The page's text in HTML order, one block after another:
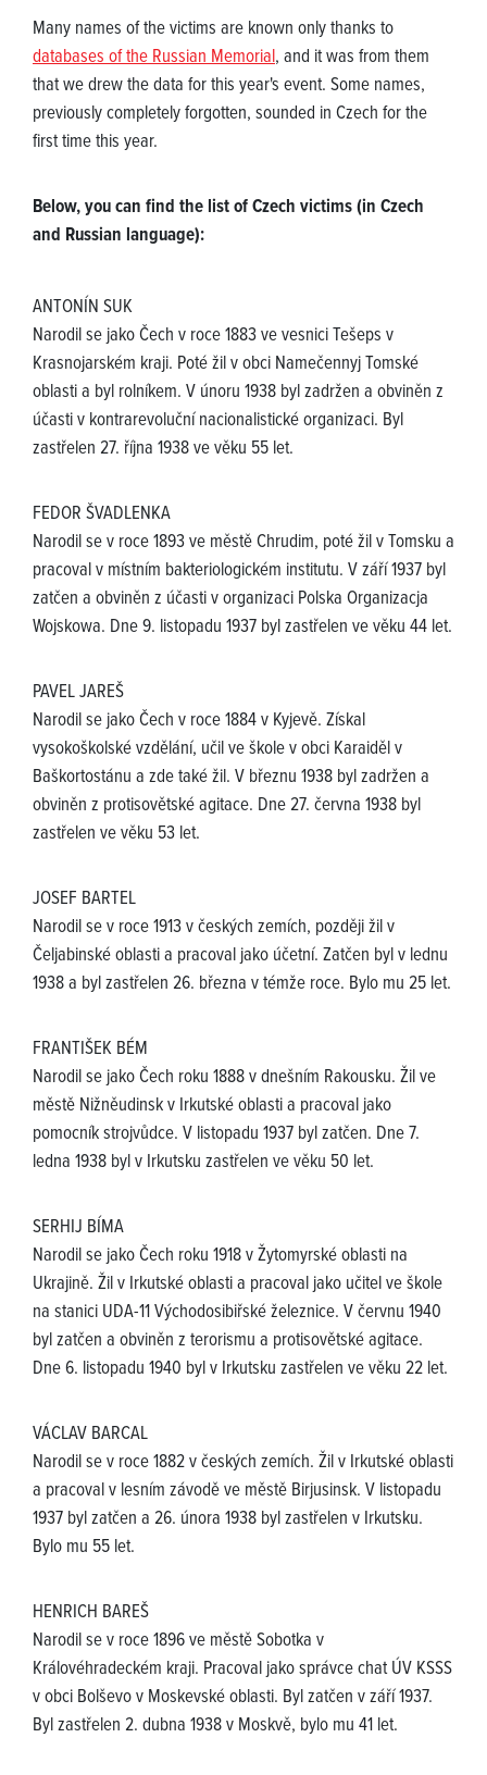
Many names of the victims are known only thanks to
databases of the Russian Memorial, and it was from them
that we drew the data for this year's event. Some names,
previously completely forgotten, sounded in Czech for the
first time this year.
Below, you can find the list of Czech victims (in Czech
and Russian language):
ANTONÍN SUK
Narodil se jako Čech v roce 1883 ve vesnici Tešeps v
Krasnojarském kraji. Poté žil v obci Namečennyj Tomské
oblasti a byl rolníkem. V únoru 1938 byl zadržen a obviněn z
účasti v kontrarevoluční nacionalistické organizaci. Byl
zastřelen 27. října 1938 ve věku 55 let.
FEDOR ŠVADLENKA
Narodil se v roce 1893 ve městě Chrudim, poté žil v Tomsku a
pracoval v místním bakteriologickém institutu. V září 1937 byl
zatčen a obviněn z účasti v organizaci Polska Organizacja
Wojskowa. Dne 9. listopadu 1937 byl zastřelen ve věku 44 let.
PAVEL JAREŠ
Narodil se jako Čech v roce 1884 v Kyjevě. Získal
vysokoškolské vzdělání, učil ve škole v obci Karaiděl v
Baškortostánu a zde také žil. V březnu 1938 byl zadržen a
obviněn z protisovětské agitace. Dne 27. června 1938 byl
zastřelen ve věku 53 let.
JOSEF BARTEL
Narodil se v roce 1913 v českých zemích, později žil v
Čeljabinské oblasti a pracoval jako účetní. Zatčen byl v lednu
1938 a byl zastřelen 26. března v témže roce. Bylo mu 25 let.
FRANTIŠEK BÉM
Narodil se jako Čech roku 1888 v dnešním Rakousku. Žil ve
městě Nižněudinsk v Irkutské oblasti a pracoval jako
pomocník strojvůdce. V listopadu 1937 byl zatčen. Dne 7.
ledna 1938 byl v Irkutsku zastřelen ve věku 50 let.
SERHIJ BÍMA
Narodil se jako Čech roku 1918 v Žytomyrské oblasti na
Ukrajině. Žil v Irkutské oblasti a pracoval jako učitel ve škole
na stanici UDA-11 Východosibiřské železnice. V červnu 1940
byl zatčen a obviněn z terorismu a protisovětské agitace.
Dne 6. listopadu 1940 byl v Irkutsku zastřelen ve věku 22 let.
VÁCLAV BARCAL
Narodil se v roce 1882 v českých zemích. Žil v Irkutské oblasti
a pracoval v lesním závodě ve městě Birjusinsk. V listopadu
1937 byl zatčen a 26. února 1938 byl zastřelen v Irkutsku.
Bylo mu 55 let.
HENRICH BAREŠ
Narodil se v roce 1896 ve městě Sobotka v
Královéhradeckém kraji. Pracoval jako správce chat ÚV KSSS
v obci Bolševo v Moskevské oblasti. Byl zatčen v září 1937.
Byl zastřelen 2. dubna 1938 v Moskvě, bylo mu 41 let.